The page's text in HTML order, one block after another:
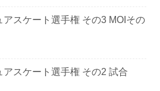
スケート選手権 その3 MOIその
スケート選手権 その2 試合